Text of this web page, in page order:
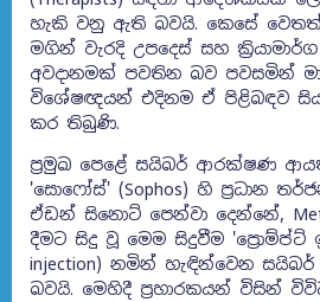
හැකි වනු ඇති බවයි. කෙසේ
මගින් වැරදි උපදෙස් සහ
අවදානමක් පවතින බව පවසමින්
විශේෂඥයන් එදිනම ඒ පිළිබඳව
කර තිබුණි.
ප්‍රමුඛ පෙළේ සයිබර් ආරක්ෂණ
'සොෆෝස්' (Sophos) හි ප්‍රධාන
ඒඩන් සිනොට් පෙන්වා දෙන්නේ,
දීමට සිදු වූ මෙම සිදුවීම 'ප්‍රොම්ප්ට්
injection) නමින් හැඳින්වෙන සයිබර්
බවයි. මෙහිදී ප්‍රහාරකයන් විසින්